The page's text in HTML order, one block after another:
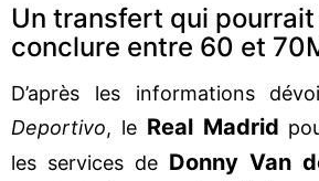
Un transfert qui pourrait
conclure entre 60 et
D’après les informations
Deportivo, le Real Madrid
les services de Donny Van